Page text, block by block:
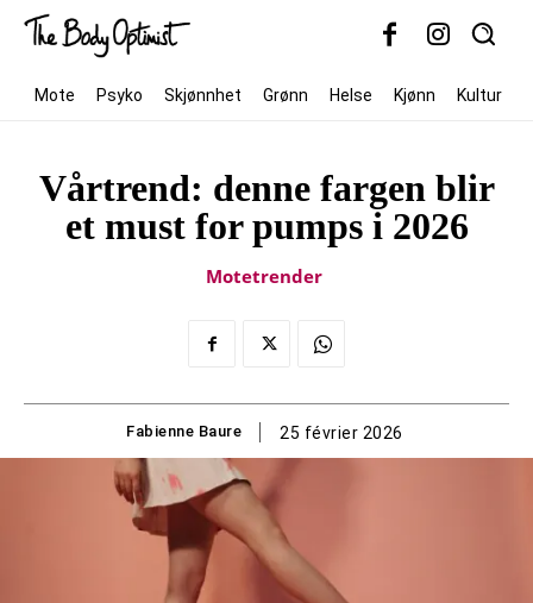
Mote Psyko Skjønnhet Grønn Helse Kjønn Kultur
Vårtrend: denne fargen blir
et must for pumps i 2026
Motetrender
Fabienne Baure 25 février 2026